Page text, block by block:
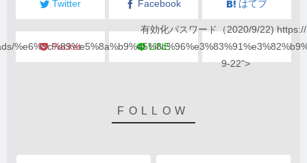
Twitter Facebook はてブ
Pocket LINE
有効化パスワード（2020/9/22)
9-22">